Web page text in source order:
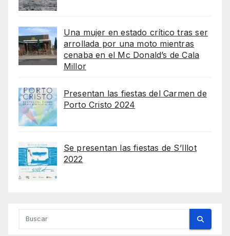
Una mujer en estado crítico tras ser
arrollada por una moto mientras
cenaba en el Mc Donald’s de Cala
Millor
Presentan las fiestas del Carmen de
Porto Cristo 2024
Se presentan las fiestas de S’Illot
2022